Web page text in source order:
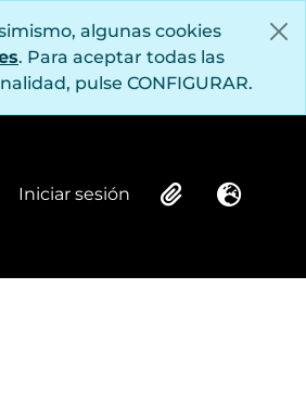
algunas cookies
. Para aceptar todas las
pulse CONFIGURAR.
Iniciar sesión
Iniciar sesión ClipboardIdioma